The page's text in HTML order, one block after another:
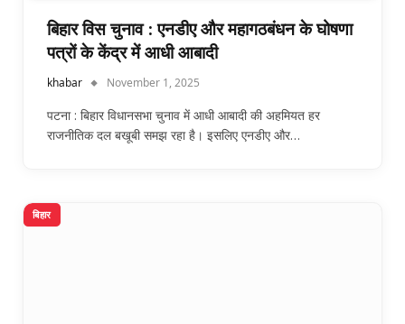
बिहार विस चुनाव : एनडीए और महागठबंधन के घोषणा
पत्रों के केंद्र में आधी आबादी
khabar November 1, 2025
पटना : बिहार विधानसभा चुनाव में आधी आबादी की अहमियत हर
राजनीतिक दल बखूबी समझ रहा है। इसलिए एनडीए और…
बिहार